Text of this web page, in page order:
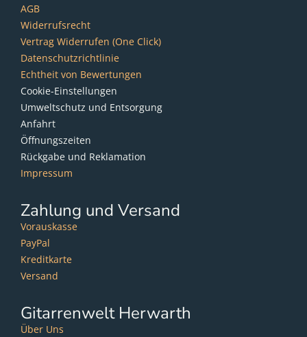
AGB
Widerrufsrecht
Vertrag Widerrufen (One Click)
Datenschutzrichtlinie
Echtheit von Bewertungen
Cookie-Einstellungen
Umweltschutz und Entsorgung
Anfahrt
Öffnungszeiten
Rückgabe und Reklamation
Impressum
Zahlung und Versand
Vorauskasse
PayPal
Kreditkarte
Versand
Gitarrenwelt Herwarth
Über Uns